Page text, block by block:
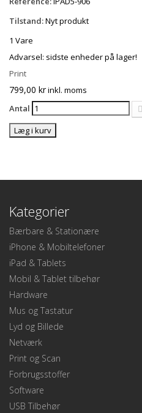
Tilstand:Nyt produkt
1 Vare
Advarsel: sidste enheder på lager!
Print
799,00 krinkl. moms
Antal
Læg i kurv
Kategorier
Bærbare & Stationære
iPhone & Mobiltelefoner
iPad & Tablets
Mobil & Tablet tilbehør
Hardware
Mus og Tastatur
Lyd og Billede
Netværk
Print og Scan
Forbrugsstoffer
Software
USB Tilbehør